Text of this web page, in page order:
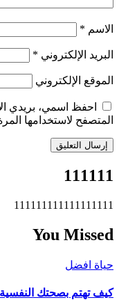
الاسم *
البريد الإلكتروني *
الموقع الإلكتروني
احفظ اسمي، بريدي
المتصفح لاستخدامها
111111
111111111111111111
You Missed
حياة افضل
كيف تهتم بصحتك النفسية